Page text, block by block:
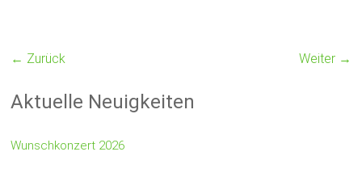
← Zurück Weiter →
Aktuelle Neuigkeiten
Wunschkonzert 2026